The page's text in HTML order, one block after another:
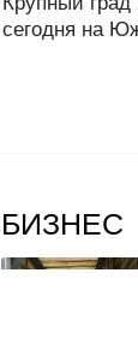
сегодня на
БИЗНЕС